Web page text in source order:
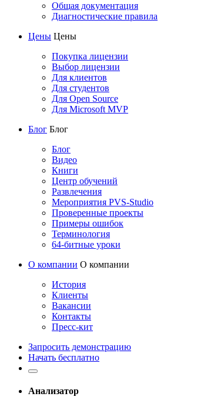
Общая документация
Диагностические правила
Цены Цены
Покупка лицензии
Выбор лицензии
Для клиентов
Для студентов
Для Open Source
Для Microsoft MVP
Блог Блог
Блог
Видео
Книги
Центр обучений
Развлечения
Мероприятия PVS-Studio
Проверенные проекты
Примеры ошибок
Терминология
64-битные уроки
О компании О компании
История
Клиенты
Вакансии
Контакты
Пресс-кит
Запросить демонстрацию
Начать бесплатно
Анализатор